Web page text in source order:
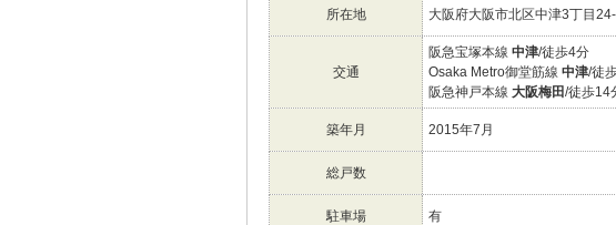
所在地 大阪府大阪市北区中津3丁目
交通
阪急宝塚本線 中津/徒歩4分
Osaka Metro御堂筋線 中津/徒
阪急神戸本線 大阪梅田/徒歩14
築年月 2015年7月
総戸数
駐車場 有